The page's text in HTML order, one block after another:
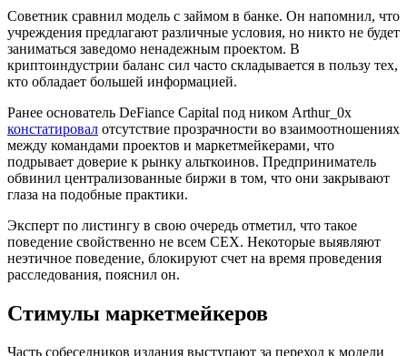
Советник сравнил модель с займом в банке. Он напомнил, что
учреждения предлагают различные условия, но никто не будет
заниматься заведомо ненадежным проектом. В
криптоиндустрии баланс сил часто складывается в пользу тех,
кто обладает большей информацией.
Ранее основатель DeFiance Capital под ником Arthur_0x
констатировал отсутствие прозрачности во взаимоотношениях
между командами проектов и маркетмейкерами, что
подрывает доверие к рынку альткоинов. Предприниматель
обвинил централизованные биржи в том, что они закрывают
глаза на подобные практики.
Эксперт по листингу в свою очередь отметил, что такое
поведение свойственно не всем CEX. Некоторые выявляют
неэтичное поведение, блокируют счет на время проведения
расследования, пояснил он.
Стимулы маркетмейкеров
Часть собеседников издания выступают за переход к модели